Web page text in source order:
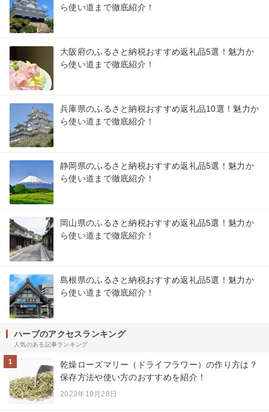
ら使い道まで徹底紹介！
大阪府のふるさと納税おすすめ返礼品5選！魅力か
ら使い道まで徹底紹介！
兵庫県のふるさと納税おすすめ返礼品10選！魅力か
ら使い道まで徹底紹介！
静岡県のふるさと納税おすすめ返礼品5選！魅力か
ら使い道まで徹底紹介！
岡山県のふるさと納税おすすめ返礼品5選！魅力か
ら使い道まで徹底紹介！
島根県のふるさと納税おすすめ返礼品5選！魅力か
ら使い道まで徹底紹介！
ハーブのアクセスランキング
人気のある記事ランキング
1
乾燥ローズマリー（ドライフラワー）の作り方は？
保存方法や使い方のおすすめを紹介！
2023年10月28日